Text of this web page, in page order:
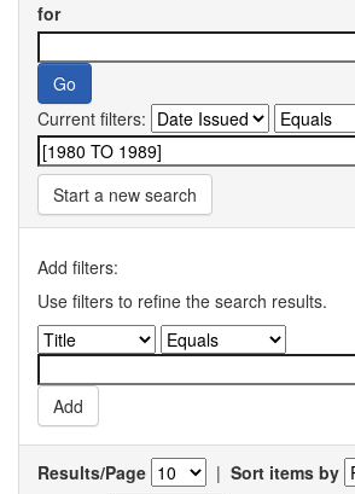
for
Current filters:
Start a new search
Add filters:
Use filters to refine the search results.
Results/Page | Sort items by